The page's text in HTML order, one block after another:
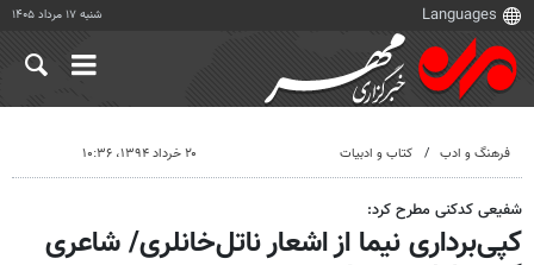
شنبه ۱۷ مرداد ۱۴۰۵
فرهنگ و ادب کتاب و ادبیات ۲۰ خرداد ۱۳۹۴، ۱۰:۳۶
شفیعی کدکنی مطرح کرد:
کپی‌برداری نیما از اشعار ناتل‌خانلری/ شاعری